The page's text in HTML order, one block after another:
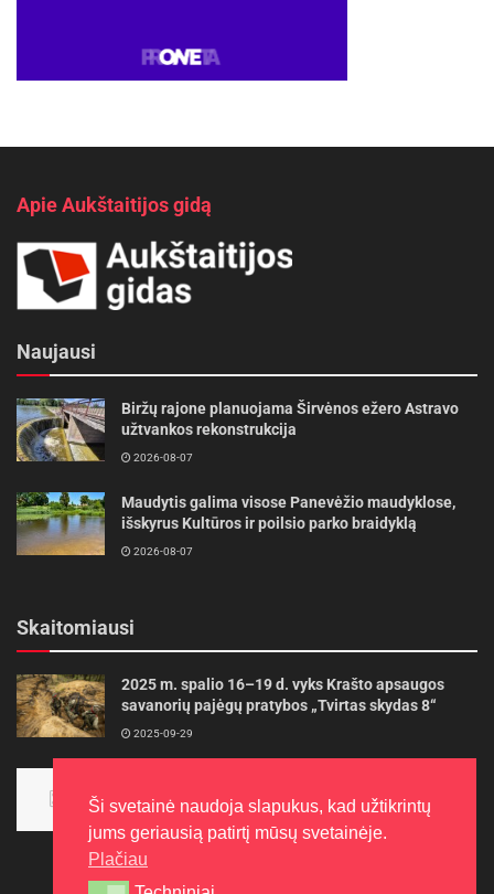
Apie Aukštaitijos gidą
Naujausi
Biržų rajone planuojama Širvėnos ežero Astravo
užtvankos rekonstrukcija
2026-08-07
Maudytis galima visose Panevėžio maudyklose,
išskyrus Kultūros ir poilsio parko braidyklą
2026-08-07
Skaitomiausi
2025 m. spalio 16–19 d. vyks Krašto apsaugos
savanorių pajėgų pratybos „Tvirtas skydas 8“
2025-09-29
aukso
2015-10-30
Ši svetainė naudoja slapukus, kad užtikrintų
jums geriausią patirtį mūsų svetainėje.
Plačiau